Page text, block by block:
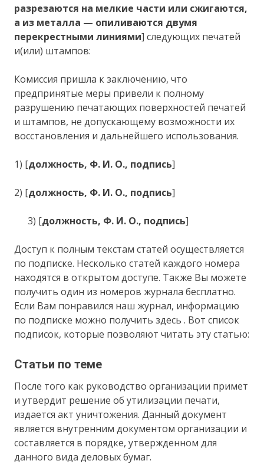
разрезаются на мелкие части или сжигаются,
а из металла — опиливаются двумя
перекрестными линиями] следующих печатей
и(или) штампов:
Комиссия пришла к заключению, что
предпринятые меры привели к полному
разрушению печатающих поверхностей печатей
и штампов, не допускающему возможности их
восстановления и дальнейшего использования.
1) [должность, Ф. И. О., подпись]
2) [должность, Ф. И. О., подпись]
3) [должность, Ф. И. О., подпись]
Доступ к полным текстам статей осуществляется
по подписке. Несколько статей каждого номера
находятся в открытом доступе. Также Вы можете
получить один из номеров журнала бесплатно.
Если Вам понравился наш журнал, информацию
по подписке можно получить здесь . Вот список
подписок, которые позволяют читать эту статью:
Статьи по теме
После того как руководство организации примет
и утвердит решение об утилизации печати,
издается акт уничтожения. Данный документ
является внутренним документом организации и
составляется в порядке, утвержденном для
данного вида деловых бумаг.